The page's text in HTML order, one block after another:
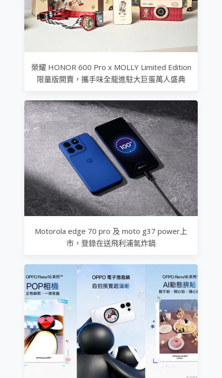
榮耀 HONOR 600 Pro x MOLLY Limited Edition
限量版開賣，攜手味全龍進駐大巨蛋萬人盛典
Motorola edge 70 pro 及 moto g37 power上
市，登錄在送飛利浦氣炸鍋